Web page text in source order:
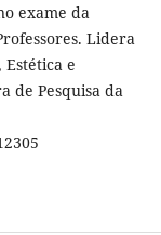
exame da
Lidera
e
de Pesquisa da